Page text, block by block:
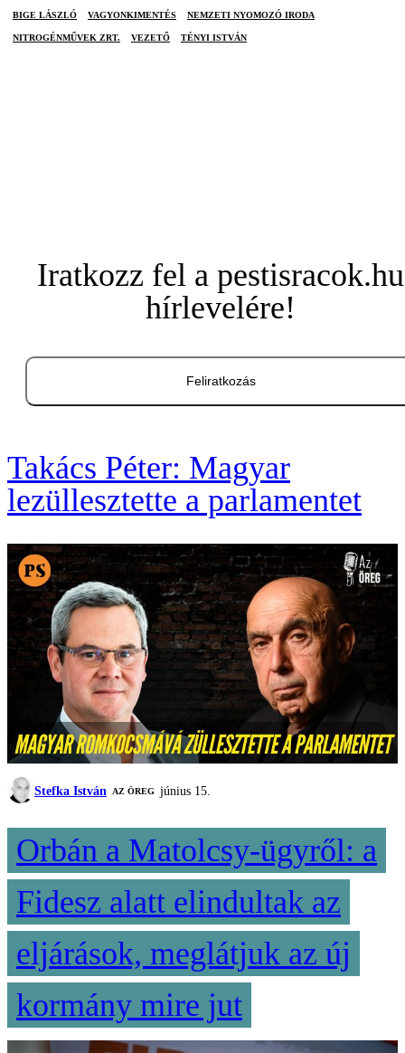
BIGE LÁSZLÓ VAGYONKIMENTÉS NEMZETI NYOMOZÓ IRODA
NITROGÉNMŰVEK ZRT. VEZETŐ TÉNYI ISTVÁN
Iratkozz fel a pestisracok.hu
hírlevelére!
Feliratkozás
Takács Péter: Magyar
lezüllesztette a parlamentet
Stefka István AZ ÖREG június 15.
Orbán a Matolcsy-ügyről: a
Fidesz alatt elindultak az
eljárások, meglátjuk az új
kormány mire jut